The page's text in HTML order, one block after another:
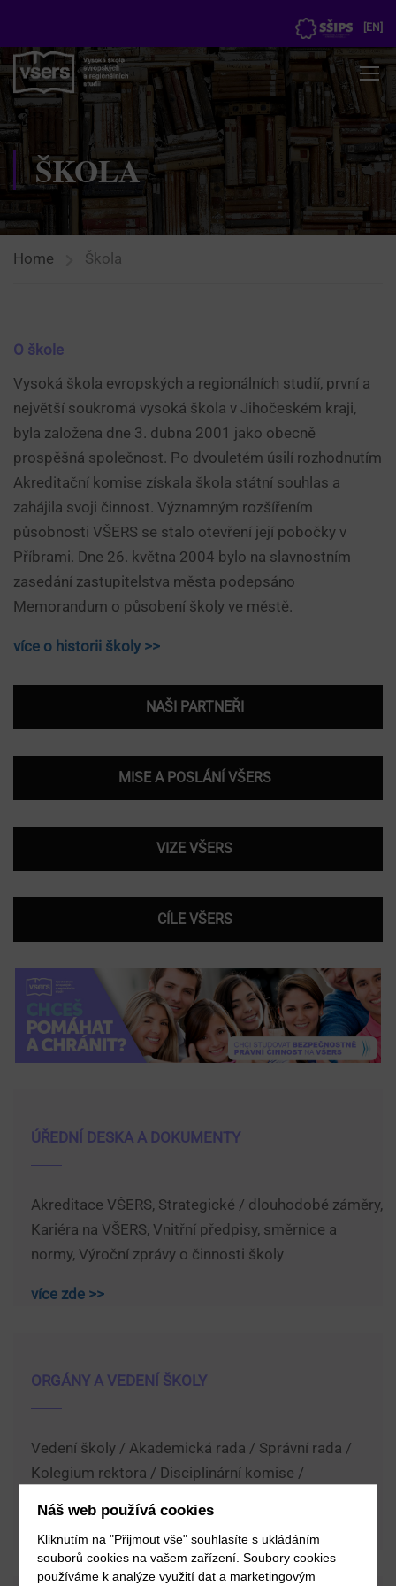
EN
ŠKOLA
Home Škola
O škole
Vysoká škola evropských a regionálních studií, první a
největší soukromá vysoká škola v Jihočeském kraji,
byla založena dne 3. dubna 2001 jako obecně
prospěšná společnost. Po dvouletém úsilí rozhodnutím
Akreditační komise získala škola státní souhlas a
zahájila svoji činnost. Významným rozšířením
působnosti VŠERS se stalo otevření její pobočky v
Příbrami. Dne 26. května 2004 bylo na slavnostním
zasedání zastupitelstva města podepsáno
Memorandum o působení školy ve městě.
více o historii školy >>
NAŠI PARTNEŘI
MISE A POSLÁNÍ VŠERS
VIZE VŠERS
CÍLE VŠERS
ÚŘEDNÍ DESKA A DOKUMENTY
Akreditace VŠERS, Strategické / dlouhodobé záměry,
Kariéra na VŠERS, Vnitřní předpisy, směrnice a
normy, Výroční zprávy o činnosti školy
více zde >>
ORGÁNY A VEDENÍ ŠKOLY
Vedení školy / Akademická rada / Správní rada /
Kolegium rektora / Disciplinární komise /
více zde >>
Náš web používá cookies
Kliknutím na "Přijmout vše" souhlasíte s ukládáním
souborů cookies na vašem zařízení. Soubory cookies
používáme k analýze využití dat a marketingovým